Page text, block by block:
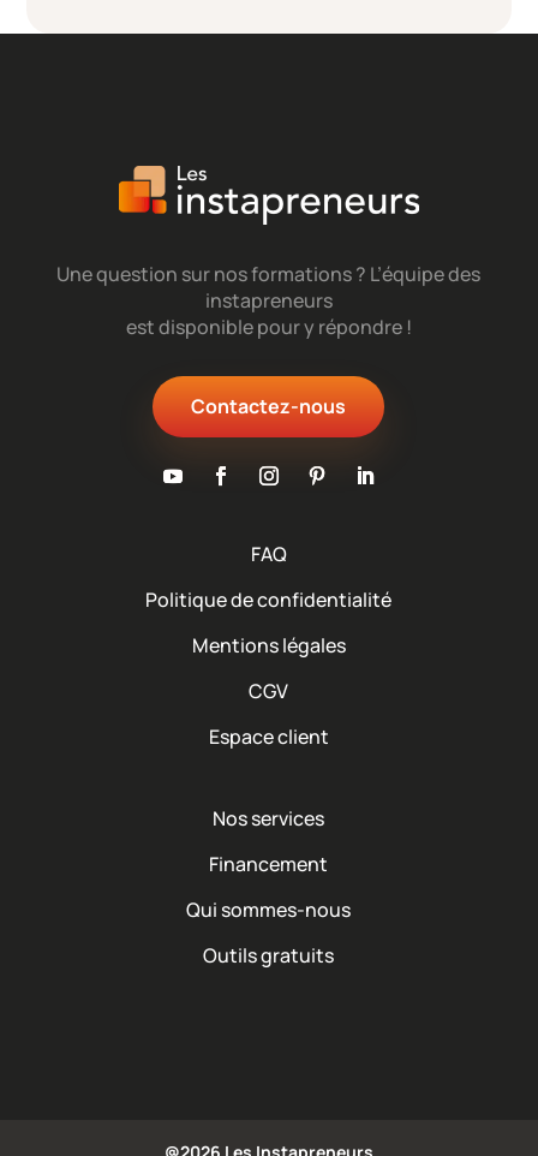
Une question sur nos formations ? L’équipe des
instapreneurs
est disponible pour y répondre !
Contactez-nous
FAQ
Politique de confidentialité
Mentions légales
CGV
Espace client
Nos services
Financement
Qui sommes-nous
Outils gratuits